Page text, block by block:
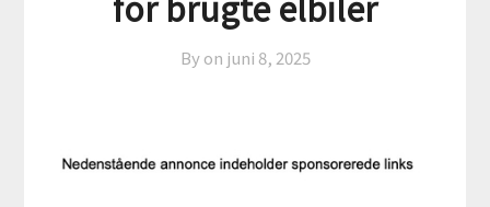
By on juni 8, 2025